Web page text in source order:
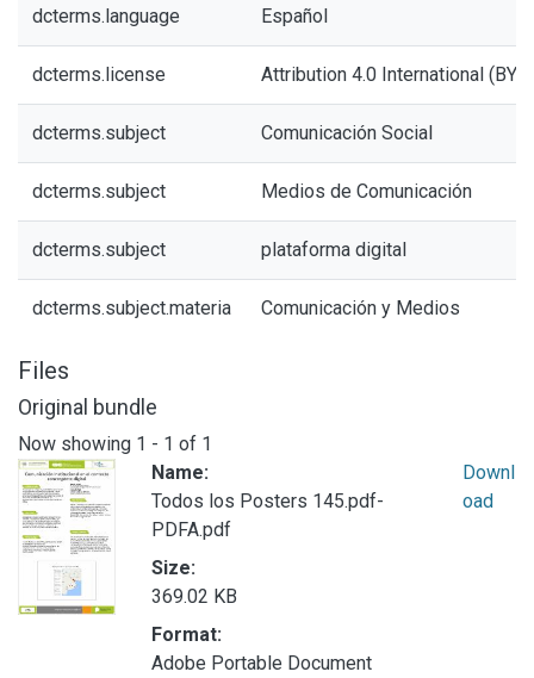
dcterms.language Español
dcterms.license Attribution 4.0 International (BY
dcterms.subject Comunicación Social
dcterms.subject Medios de Comunicación
dcterms.subject plataforma digital
dcterms.subject.materia Comunicación y Medios
Files
Original bundle
Now showing 1 - 1 of 1
Name:
Todos los Posters 145.pdf-
PDFA.pdf
Size:
369.02 KB
Format:
Adobe Portable Document
Downl
oad